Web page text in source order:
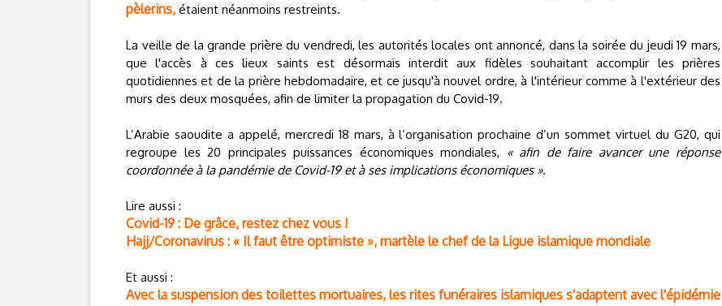
pèlerins, étaient néanmoins restreints.
La veille de la grande prière du vendredi, les autorités locales ont annoncé, dans la soirée du jeudi 19 mars,
que l'accès à ces lieux saints est désormais interdit aux fidèles souhaitant accomplir les prières
quotidiennes et de la prière hebdomadaire, et ce jusqu'à nouvel ordre, à l'intérieur comme à l'extérieur des
murs des deux mosquées, afin de limiter la propagation du Covid-19.
L’Arabie saoudite a appelé, mercredi 18 mars, à l’organisation prochaine d’un sommet virtuel du G20, qui
regroupe les 20 principales puissances économiques mondiales,
« afin de faire avancer une réponse
coordonnée à la pandémie de Covid-19 et à ses implications économiques ».
Lire aussi :
Covid-19 : De grâce, restez chez vous !
Hajj/Coronavirus : « Il faut être optimiste », martèle le chef de la Ligue islamique mondiale
Et aussi :
Avec la suspension des toilettes mortuaires, les rites funéraires islamiques s'adaptent avec l'épidémie